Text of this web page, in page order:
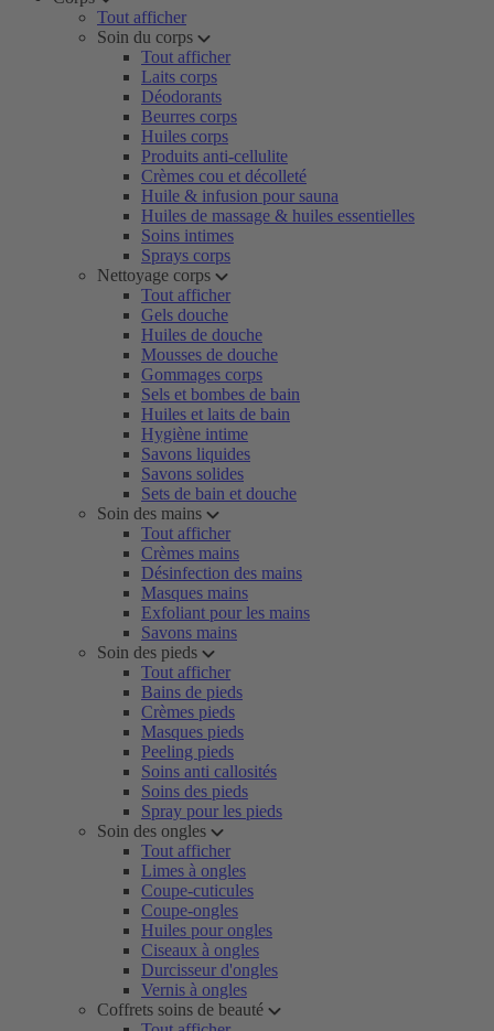
Tout afficher
Soin du corps
Tout afficher
Laits corps
Déodorants
Beurres corps
Huiles corps
Produits anti-cellulite
Crèmes cou et décolleté
Huile & infusion pour sauna
Huiles de massage & huiles essentielles
Soins intimes
Sprays corps
Nettoyage corps
Tout afficher
Gels douche
Huiles de douche
Mousses de douche
Gommages corps
Sels et bombes de bain
Huiles et laits de bain
Hygiène intime
Savons liquides
Savons solides
Sets de bain et douche
Soin des mains
Tout afficher
Crèmes mains
Désinfection des mains
Masques mains
Exfoliant pour les mains
Savons mains
Soin des pieds
Tout afficher
Bains de pieds
Crèmes pieds
Masques pieds
Peeling pieds
Soins anti callosités
Soins des pieds
Spray pour les pieds
Soin des ongles
Tout afficher
Limes à ongles
Coupe-cuticules
Coupe-ongles
Huiles pour ongles
Ciseaux à ongles
Durcisseur d'ongles
Vernis à ongles
Coffrets soins de beauté